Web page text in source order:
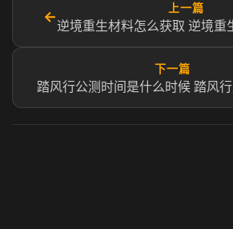
←
上一篇
逆境重生材料怎么获取 逆境重
下一篇
踏风行公测时间是什么时候 踏风